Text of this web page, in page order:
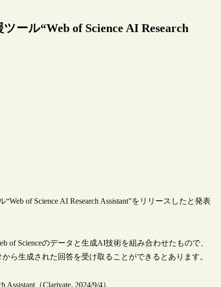
ール“Web of Science AI Research
of Science AI Research Assistant”をリリースしたと発表
of Scienceのデータと生成AI技術を組み合わせたもので、
ら生成された回答を受け取ることができるとあります。
Assistant（Clarivate, 2024/9/4）